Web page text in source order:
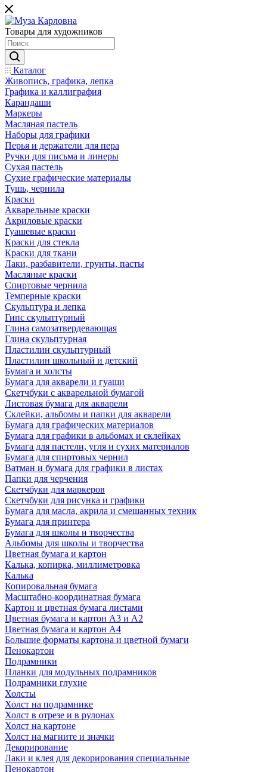
Товары для художников
Каталог
Живопись, графика, лепка
Графика и каллиграфия
Карандаши
Маркеры
Масляная пастель
Наборы для графики
Перья и держатели для пера
Ручки для письма и линеры
Сухая пастель
Сухие графические материалы
Тушь, чернила
Краски
Акварельные краски
Акриловые краски
Гуашевые краски
Краски для стекла
Краски для ткани
Лаки, разбавители, грунты, пасты
Масляные краски
Спиртовые чернила
Темперные краски
Скульптура и лепка
Гипс скульптурный
Глина самозатвердевающая
Глина скульптурная
Пластилин скульптурный
Пластилин школьный и детский
Бумага и холсты
Бумага для акварели и гуаши
Скетчбуки с акварельной бумагой
Листовая бумага для акварели
Склейки, альбомы и папки для акварели
Бумага для графических материалов
Бумага для графики в альбомах и склейках
Бумага для пастели, угля и сухих материалов
Бумага для спиртовых чернил
Ватман и бумага для графики в листах
Папки для черчения
Скетчбуки для маркеров
Скетчбуки для рисунка и графики
Бумага для масла, акрила и смешанных техник
Бумага для принтера
Бумага для школы и творчества
Альбомы для школы и творчества
Цветная бумага и картон
Калька, копирка, миллиметровка
Калька
Копировальная бумага
Масштабно-координатная бумага
Картон и цветная бумага листами
Цветная бумага и картон А3 и А2
Цветная бумага и картон А4
Большие форматы картона и цветной бумаги
Пенокартон
Подрамники
Планки для модульных подрамников
Подрамники глухие
Холсты
Холст на подрамнике
Холст в отрезе и в рулонах
Холст на картоне
Холст на магните и значки
Декорирование
Лаки и клея для декорирования специальные
Пенокартон